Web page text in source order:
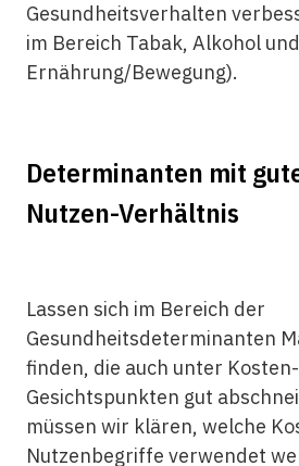
Gesundheitsverhalten
im Bereich Tabak, Alkohol und
Ernährung/Bewegung).
Determinanten mit
Nutzen-Verhältnis
Lassen sich im Bereich der
Gesundheitsdeterminanten
finden, die auch unter
Gesichtspunkten gut
müssen wir klären, welche
Nutzenbegriffe verwendet